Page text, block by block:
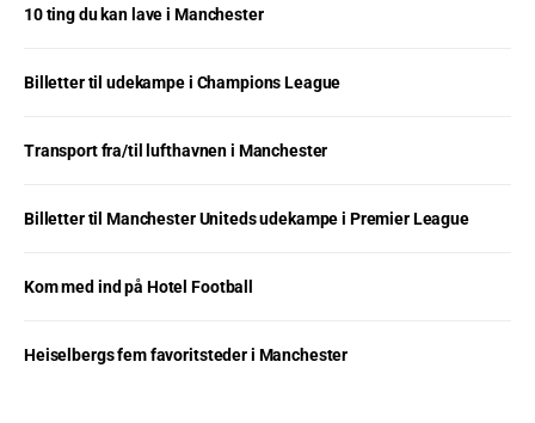
10 ting du kan lave i Manchester
Billetter til udekampe i Champions League
Transport fra/til lufthavnen i Manchester
Billetter til Manchester Uniteds udekampe i Premier League
Kom med ind på Hotel Football
Heiselbergs fem favoritsteder i Manchester